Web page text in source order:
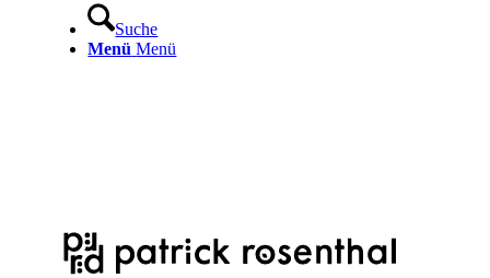
Suche
Menü Menü